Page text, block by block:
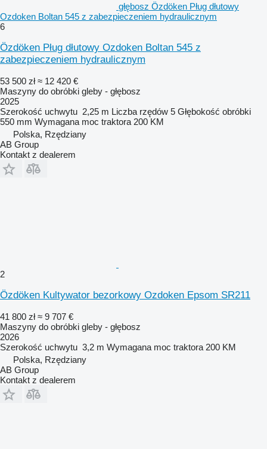
głębosz Özdöken Pług dłutowy
Ozdoken Boltan 545 z zabezpieczeniem hydraulicznym
6
Özdöken Pług dłutowy Ozdoken Boltan 545 z
zabezpieczeniem hydraulicznym
53 500 zł ≈ 12 420 €
Maszyny do obróbki gleby - głębosz
2025
Szerokość uchwytu 2,25 m Liczba rzędów 5 Głębokość obróbki
550 mm Wymagana moc traktora 200 KM
Polska, Rzędziany
AB Group
Kontakt z dealerem
2
Özdöken Kultywator bezorkowy Ozdoken Epsom SR211
41 800 zł ≈ 9 707 €
Maszyny do obróbki gleby - głębosz
2026
Szerokość uchwytu 3,2 m Wymagana moc traktora 200 KM
Polska, Rzędziany
AB Group
Kontakt z dealerem